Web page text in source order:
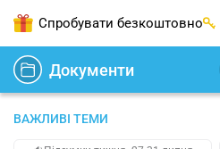
Спробувати безкоштовно
Документи
ВАЖЛИВІ ТЕМИ